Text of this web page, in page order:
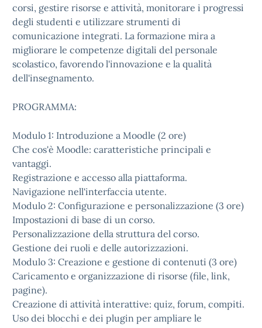
corsi, gestire risorse e attività, monitorare i progressi
degli studenti e utilizzare strumenti di
comunicazione integrati. La formazione mira a
migliorare le competenze digitali del personale
scolastico, favorendo l'innovazione e la qualità
dell'insegnamento.
PROGRAMMA:
Modulo 1: Introduzione a Moodle (2 ore)
Che cos'è Moodle: caratteristiche principali e
vantaggi.
Registrazione e accesso alla piattaforma.
Navigazione nell'interfaccia utente.
Modulo 2: Configurazione e personalizzazione (3 ore)
Impostazioni di base di un corso.
Personalizzazione della struttura del corso.
Gestione dei ruoli e delle autorizzazioni.
Modulo 3: Creazione e gestione di contenuti (3 ore)
Caricamento e organizzazione di risorse (file, link,
pagine).
Creazione di attività interattive: quiz, forum, compiti.
Uso dei blocchi e dei plugin per ampliare le